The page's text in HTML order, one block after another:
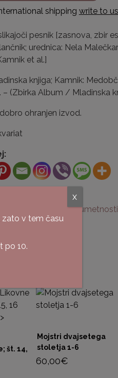
shipping write to us
pesnik [zasnova, zbir
urednica: Nela
et al.]
knjiga; Kamnik:
– (Zbirka Album / Mladinska
ohranjen izvod.
Splošno o umetnosti
št. 14,
Mojstri dvajsetega
stoletja 1-6
60,00€
zato v tem času
po 10.
x